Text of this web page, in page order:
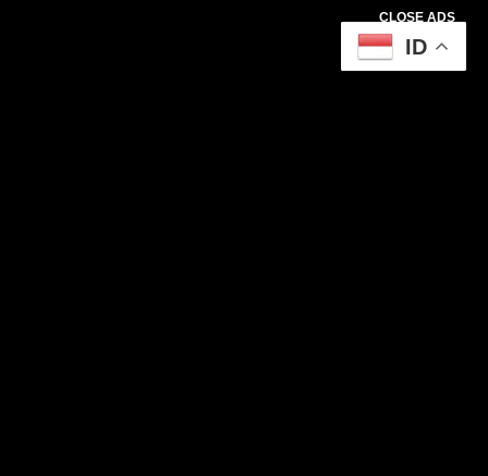
CLOSE ADS
ID